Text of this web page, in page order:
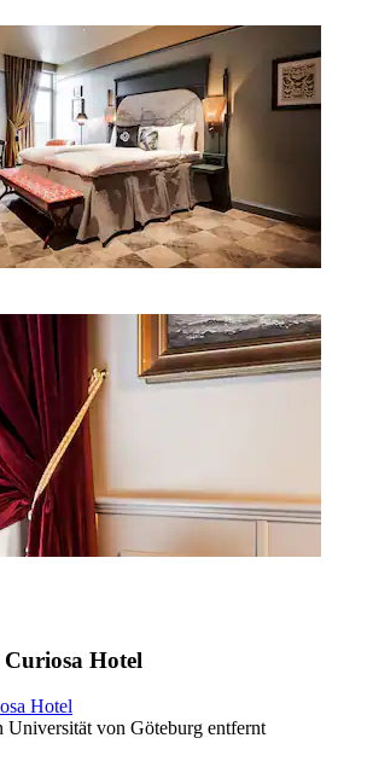
Hotel
Hotel
Universität von Göteburg entfernt